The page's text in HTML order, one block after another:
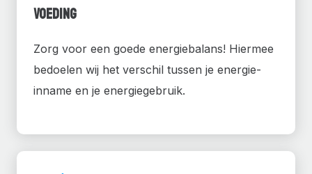
Voeding
Zorg voor een goede energiebalans! Hiermee
bedoelen wij het verschil tussen je energie-
inname en je energiegebruik.